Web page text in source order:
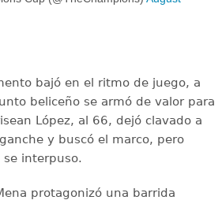
bajó en el ritmo de juego, a
beliceño se armó de valor para
López, al 66, dejó clavado a
y buscó el marco, pero
se interpuso.
protagonizó una barrida